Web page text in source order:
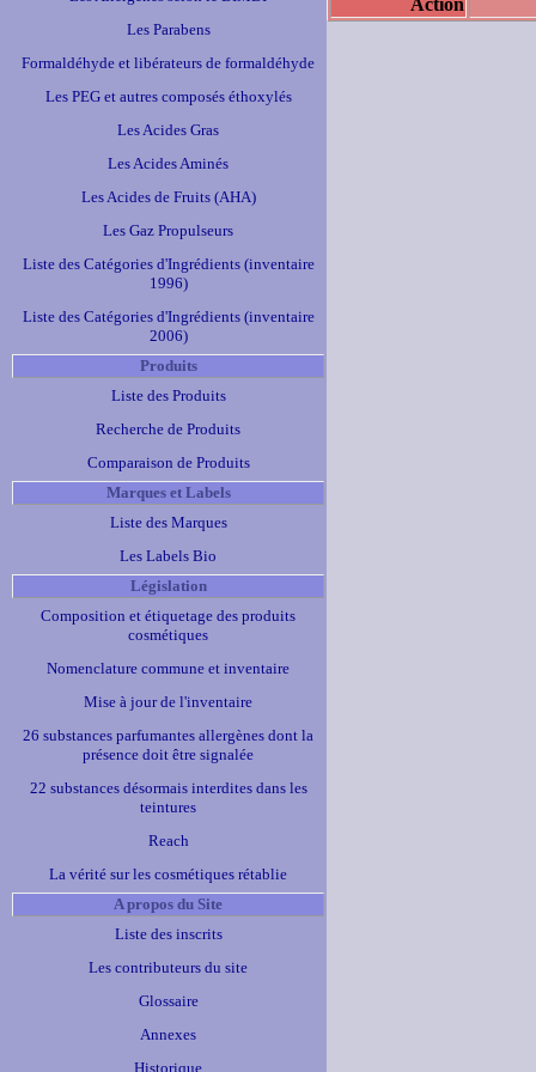
Les Parabens
Formaldéhyde et libérateurs de formaldéhyde
Les PEG et autres composés éthoxylés
Les Acides Gras
Les Acides Aminés
Les Acides de Fruits (AHA)
Les Gaz Propulseurs
Liste des Catégories d'Ingrédients (inventaire
1996)
Liste des Catégories d'Ingrédients (inventaire
2006)
Produits
Liste des Produits
Recherche de Produits
Comparaison de Produits
Marques et Labels
Liste des Marques
Les Labels Bio
Législation
Composition et étiquetage des produits
cosmétiques
Nomenclature commune et inventaire
Mise à jour de l'inventaire
26 substances parfumantes allergènes dont la
présence doit être signalée
22 substances désormais interdites dans les
teintures
Reach
La vérité sur les cosmétiques rétablie
A propos du Site
Liste des inscrits
Les contributeurs du site
Glossaire
Annexes
Historique
Action